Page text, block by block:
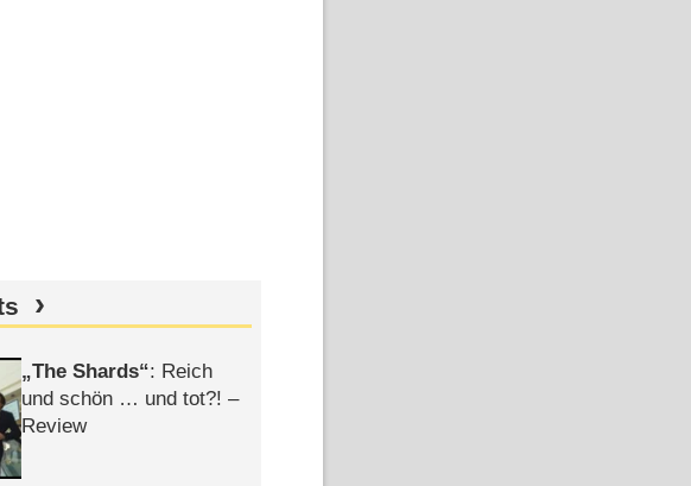
The Shards : Reich
und schön … und tot?! –
Review